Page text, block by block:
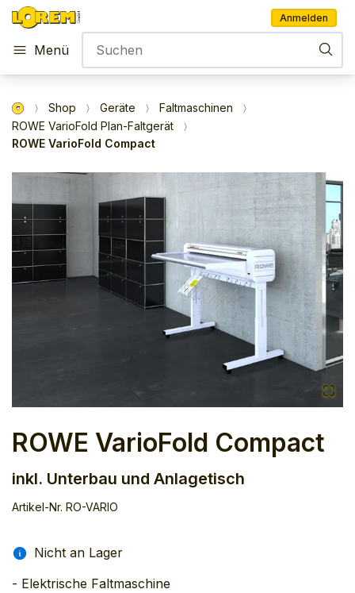
Anmelden
Menü
Shop Geräte
Faltmaschinen
ROWE VarioFold Plan-Faltgerät
ROWE VarioFold Compact
ROWE VarioFold Compact
inkl. Unterbau und Anlagetisch
Artikel-Nr. RO-VARIO
Nicht an Lager
- Elektrische Faltmaschine